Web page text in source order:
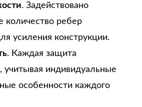
. Задействовано
количество ребер
усиления конструкции.
. Каждая защита
учитывая индивидуальные
особенности каждого